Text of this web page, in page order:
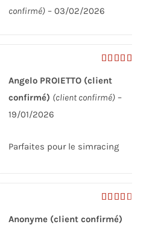
confirmé) – 03/02/2026
5
Angelo PROIETTO (client
confirmé) (client confirmé) –
19/01/2026
Parfaites pour le simracing
sur 5
Anonyme (client confirmé)